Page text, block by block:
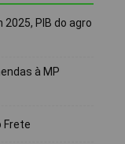
PIB do agro
à MP
Frete